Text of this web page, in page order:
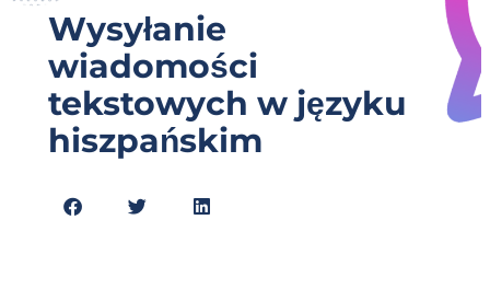
Wysyłanie
wiadomości
tekstowych w języku
hiszpańskim